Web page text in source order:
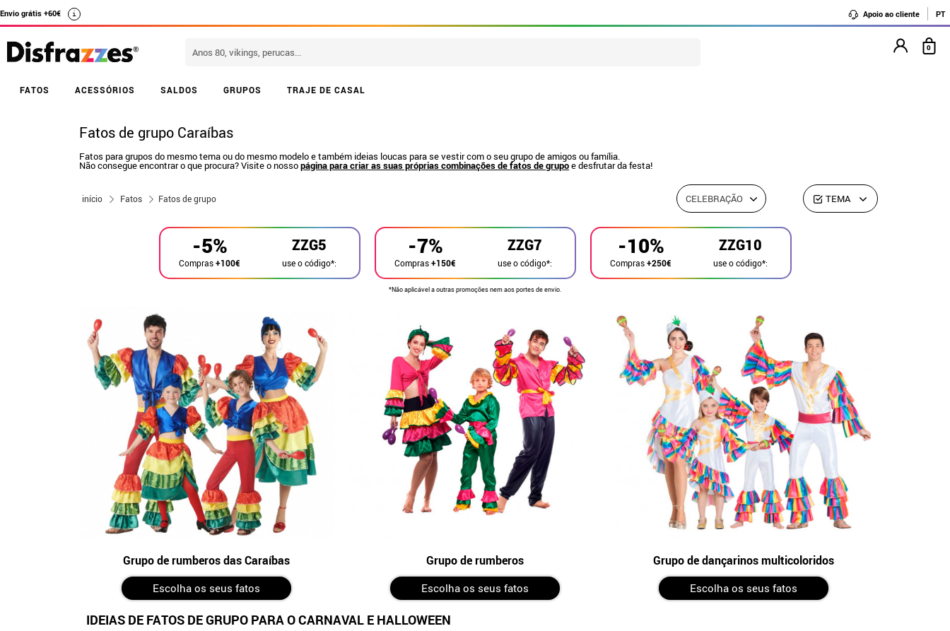
Envio grátis +60€ i Apoio ao cliente PT
FATOS ACESSÓRIOS SALDOS GRUPOS TRAJE DE CASAL
0
Fatos de grupo Caraíbas
Fatos para grupos do mesmo tema ou do mesmo modelo e também ideias loucas para se vestir com o seu grupo de amigos ou família.
Não consegue encontrar o que procura? Visite o nossopágina para criar as suas próprias combinações de fatos de grupoe desfrutar da festa!
início Fatos Fatos de grupo CELEBRAÇÃO TEMA
-5%
Compras+100€
ZZG5
use o código*:
-7%
Compras+150€
ZZG7
use o código*:
-10%
Compras+250€
ZZG10
use o código*:
*Não aplicável a outras promoções nem aos portes de envio.
Grupo de rumberos das Caraíbas
Escolha os seus fatos
Grupo de rumberos
Escolha os seus fatos
Grupo de dançarinos multicoloridos
Escolha os seus fatos
IDEIAS DE FATOS DE GRUPO PARA O CARNAVAL E HALLOWEEN